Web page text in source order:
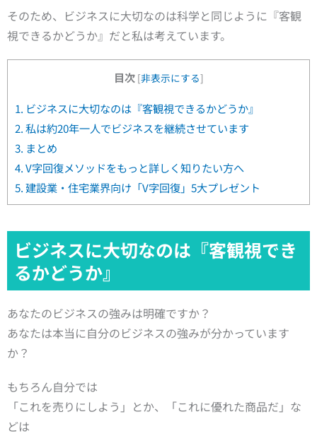
そのため、ビジネスに大切なのは科学と同じように『客観
視できるかどうか』だと私は考えています。
目次 [非表示にする]
1. ビジネスに大切なのは『客観視できるかどうか』
2.私は約20年一人でビジネスを継続させています
3. まとめ
4.V字回復メソッドをもっと詳しく知りたい方へ
5.建設業・住宅業界向け「V字回復」5大プレゼント
ビジネスに大切なのは『客観視でき
るかどうか』
あなたのビジネスの強みは明確ですか？
あなたは本当に自分のビジネスの強みが分かっています
か？
もちろん自分では
「これを売りにしよう」とか、「これに優れた商品だ」な
どは